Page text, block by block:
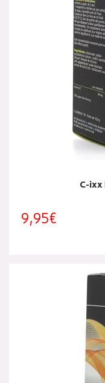
C-ixx
9,95€